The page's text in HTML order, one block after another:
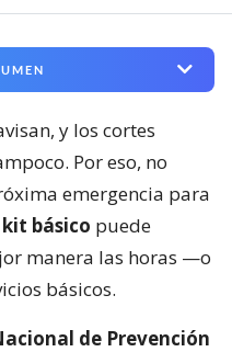
y los cortes
Por eso, no
emergencia para
kit básico puede
manera las horas —o
básicos.
de Prevención